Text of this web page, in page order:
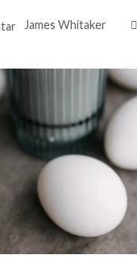
James Whitaker